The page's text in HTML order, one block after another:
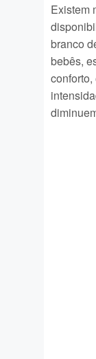
Existem
branco
bebês,